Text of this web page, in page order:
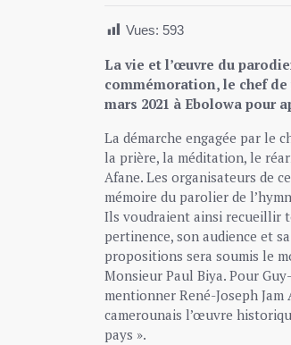
Vues: 593
La vie et l’œuvre du
commémoration, le chef de
mars 2021 à Ebolowa pour
La démarche engagée par le
la prière, la méditation, le
Afane. Les organisateurs de
mémoire du parolier de
Ils voudraient ainsi recueillir
pertinence, son audience et
propositions sera soumis le
Monsieur Paul Biya. Pour
mentionner René-Joseph
camerounais l’œuvre
pays ».